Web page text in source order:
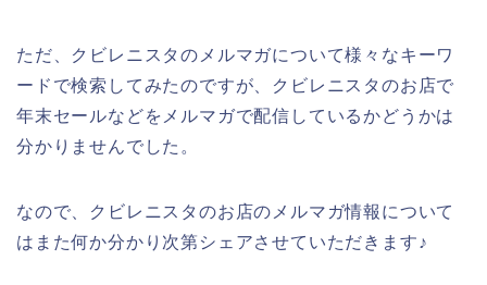
ただ、クビレニスタのメルマガについて様々なキーワ
ードで検索してみたのですが、クビレニスタのお店で
年末セールなどをメルマガで配信しているかどうかは
分かりませんでした。
なので、クビレニスタのお店のメルマガ情報について
はまた何か分かり次第シェアさせていただきます♪